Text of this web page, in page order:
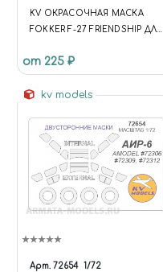
KV ОКРАСОЧНАЯ МАСКА
FOKKER F-27 FRIENDSHIP ДЛЯ
от 225 ₽
kv models
Арт. 72654 1/72